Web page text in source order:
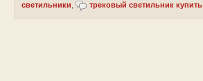
светильники
трековый светильник купить